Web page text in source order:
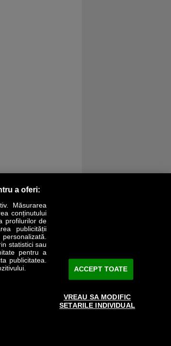
SPECIAL OPINII
Magazin
şi primeşte revista acasă
a oferi:
Măsurarea
conținutului
profilurilor de
publicității
statistici sau
pentru a
publicitatea.
ACCEPT TOATE
VREAU SA MODIFIC
SETARILE INDIVIDUAL